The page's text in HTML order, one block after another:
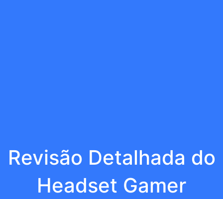
Revisão Detalhada do
Headset Gamer